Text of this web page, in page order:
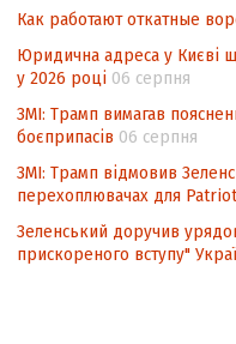
Как работают откатные
Юридична адреса у Києві
у 2026 році 06 серпня
ЗМІ: Трамп вимагав
боєприпасів 06 серпня
ЗМІ: Трамп відмовив
перехоплювачах для
Зеленський доручив
прискореного вступу"